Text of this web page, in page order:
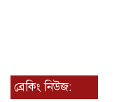
ব্রেকিং নিউজ: